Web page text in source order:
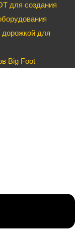
для создания
для
Big Foot